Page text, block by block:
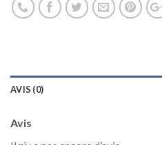
AVIS (0)
Avis